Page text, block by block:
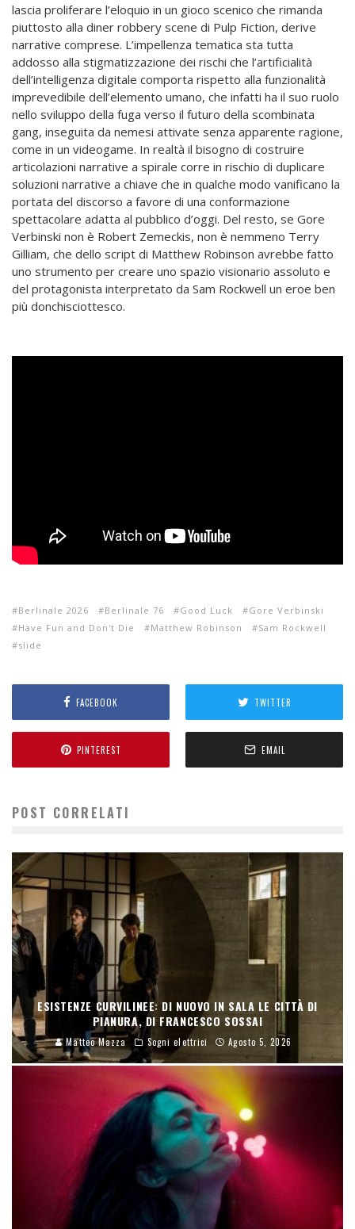
lascia proliferare l’eloquio in un gioco scenico che rimanda
piuttosto alla diner robbery scene di Pulp Fiction, derive
narrative comprese. L’impellenza tematica sta tutta
addosso alla stigmatizzazione dei rischi che l’artificialità
dell’intelligenza digitale comporta rispetto alla funzionalità
imprevedibile dell’elemento umano, che infatti ha il suo ruolo
nello sviluppo della fuga verso il futuro della scombinata
gang, inseguita da nemesi attivate senza apparente ragione,
come in un videogame. In realtà il bisogno di costruire
articolazioni narrative a spirale corre in rischio di duplicare
soluzioni narrative a chiave che in qualche modo vanificano la
portata del discorso a favore di una conformazione
spettacolare adatta al pubblico d’oggi. Del resto, se Gore
Verbinski non è Robert Zemeckis, non è nemmeno Terry
Gilliam, che dello script di Matthew Robinson avrebbe fatto
uno strumento per creare uno spazio visionario assoluto e
del protagonista interpretato da Sam Rockwell un eroe ben
più donchisciottesco.
Berlinale 2026 Berlinale 76 Good Luck
Gore Verbinski
Have Fun and Don't Die
Matthew Robinson
Sam Rockwell
slide
FACEBOOK TWITTER
PINTEREST EMAIL
POST CORRELATI
ESISTENZE CURVILINEE: DI NUOVO IN SALA LE CITTÀ DI
PIANURA, DI FRANCESCO SOSSAI
Matteo Mazza Sogni elettrici Agosto 5, 2026